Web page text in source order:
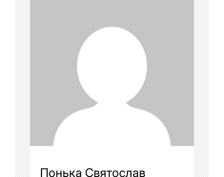
Понька Святослав